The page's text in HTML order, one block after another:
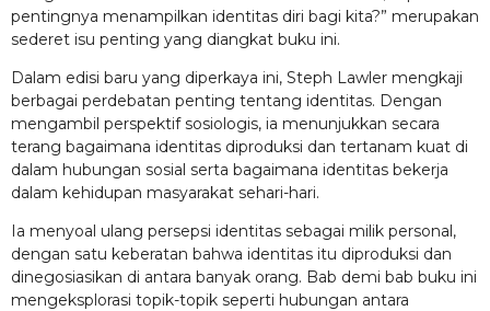
pentingnya menampilkan identitas diri bagi kita?” merupakan
sederet isu penting yang diangkat buku ini.
Dalam edisi baru yang diperkaya ini, Steph Lawler mengkaji
berbagai perdebatan penting tentang identitas. Dengan
mengambil perspektif sosiologis, ia menunjukkan secara
terang bagaimana identitas diproduksi dan tertanam kuat di
dalam hubungan sosial serta bagaimana identitas bekerja
dalam kehidupan masyarakat sehari-hari.
Ia menyoal ulang persepsi identitas sebagai milik personal,
dengan satu keberatan bahwa identitas itu diproduksi dan
dinegosiasikan di antara banyak orang. Bab demi bab buku ini
mengeksplorasi topik-topik seperti hubungan antara